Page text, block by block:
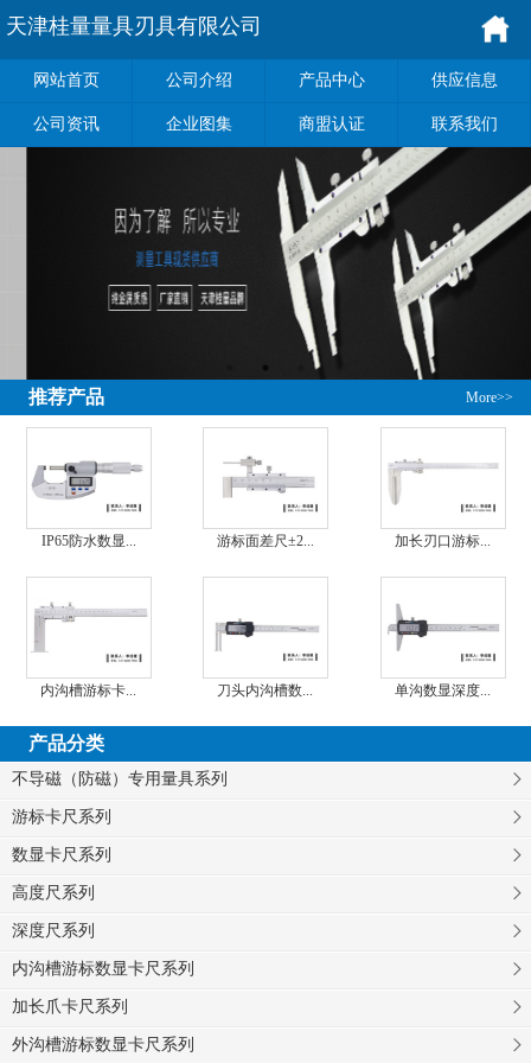
天津桂量量具刃具有限公司
网站首页 公司介绍 产品中心 供应信息
公司资讯 企业图集 商盟认证 联系我们
More>>
推荐产品
IP65防水数显... 游标面差尺±2... 加长刃口游标...
内沟槽游标卡... 刀头内沟槽数... 单沟数显深度...
产品分类
不导磁（防磁）专用量具系列
游标卡尺系列
数显卡尺系列
高度尺系列
深度尺系列
内沟槽游标数显卡尺系列
加长爪卡尺系列
外沟槽游标数显卡尺系列